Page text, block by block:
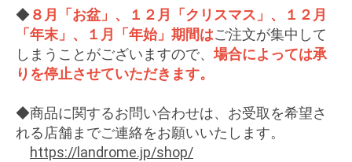
◆８月「お盆」、１２月「クリスマス」、１２月
「年末」、１月「年始」期間はご注文が集中して
しまうことがございますので、場合によっては承
りを停止させていただきます。
◆商品に関するお問い合わせは、お受取を希望さ
れる店舗までご連絡をお願いいたします。
https://landrome.jp/shop/